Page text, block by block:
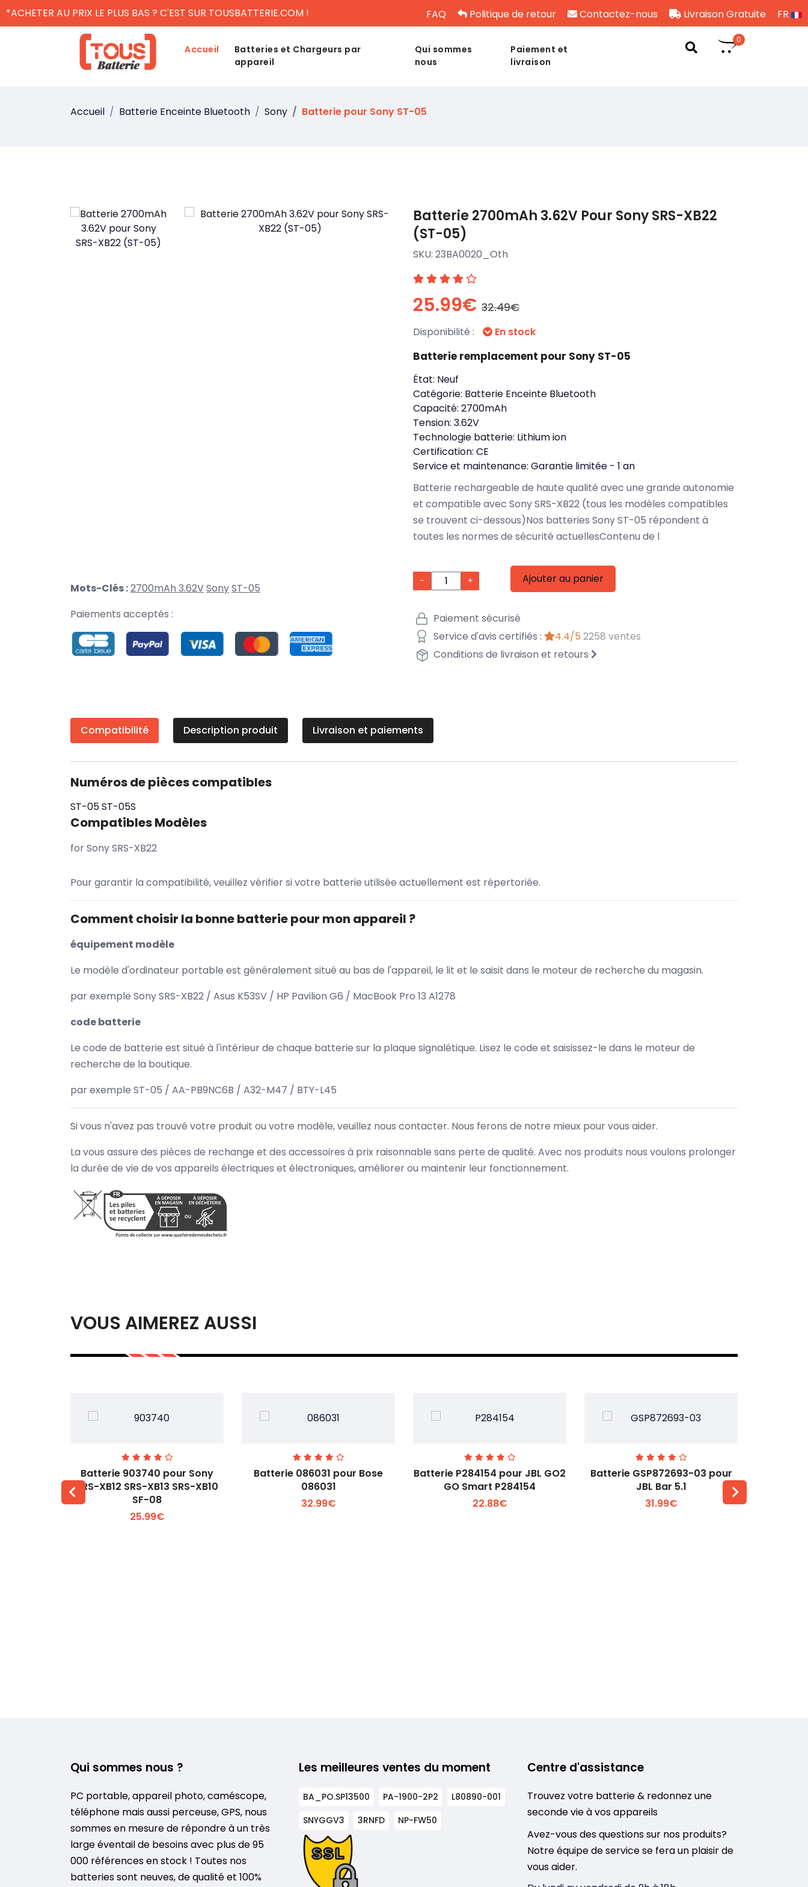
*ACHETER AU PRIX LE PLUS BAS ? C'EST SUR TOUSBATTERIE.COM ! FAQ Politique de retour Contactez-nous Livraison Gratuite FR
Accueil
Batteries et Chargeurs par
appareil
Qui sommes
nous
Paiement et
livraison
0
Accueil Batterie Enceinte Bluetooth Sony Batterie pour Sony ST-05
Mots-Clés :2700mAh 3.62VSonyST-05
Paiements acceptés :
Batterie 2700mAh 3.62V Pour Sony SRS-XB22
(ST-05)
SKU: 23BA0020_Oth
25.99€ 32.49€
Disponibilité : En stock
Batterie remplacement pour Sony ST-05
État: Neuf
Catégorie: Batterie Enceinte Bluetooth
Capacité: 2700mAh
Tension: 3.62V
Technologie batterie: Lithium ion
Certification: CE
Service et maintenance: Garantie limitée - 1 an
Batterie rechargeable de haute qualité avec une grande autonomie
et compatible avec Sony SRS-XB22 (tous les modèles compatibles
se trouvent ci-dessous)Nos batteries Sony ST-05 répondent à
toutes les normes de sécurité actuellesContenu de l
- + Ajouter au panier
Paiement sécurisé
Service d'avis certifiés :
4.4/5 2258 ventes
Conditions de livraison et retours
Compatibilité Description produit Livraison et paiements
Numéros de pièces compatibles
ST-05ST-05S
Compatibles Modèles
for Sony SRS-XB22
Pour garantir la compatibilité, veuillez vérifier si votre batterie utilisée actuellement est répertoriée.
Comment choisir la bonne batterie pour mon appareil ?
équipement modèle
Le modèle d'ordinateur portable est généralement situé au bas de l'appareil, le lit et le saisit dans le moteur de recherche du magasin.
par exemple Sony SRS-XB22 / Asus K53SV / HP Pavilion G6 / MacBook Pro 13 A1278
code batterie
Le code de batterie est situé à l'intérieur de chaque batterie sur la plaque signalétique. Lisez le code et saisissez-le dans le moteur de
recherche de la boutique.
par exemple ST-05 / AA-PB9NC6B / A32-M47 / BTY-L45
Si vous n'avez pas trouvé votre produit ou votre modèle, veuillez nous contacter. Nous ferons de notre mieux pour vous aider.
La vous assure des pièces de rechange et des accessoires à prix raisonnable sans perte de qualité. Avec nos produits nous voulons prolonger
la durée de vie de vos appareils électriques et électroniques, améliorer ou maintenir leur fonctionnement.
VOUS AIMEREZ AUSSI
Voir plus +
Batterie 903740 pour Sony
SRS-XB12 SRS-XB13 SRS-XB10
SF-08
25.99€
Voir plus +
Batterie 086031 pour Bose
086031
32.99€
Voir plus +
Batterie P284154 pour JBL GO2
GO Smart P284154
22.88€
Voir plus +
Batterie GSP872693-03 pour
JBL Bar 5.1
31.99€
Qui sommes nous ?
PC portable, appareil photo, caméscope,
téléphone mais aussi perceuse, GPS, nous
sommes en mesure de répondre à un très
large éventail de besoins avec plus de 95
000 références en stock ! Toutes nos
batteries sont neuves, de qualité et 100%
Les meilleures ventes du moment
BA_PO.SP13500 PA-1900-2P2
L80890-001
SNYGGV3
3RNFD NP-FW50
Centre d'assistance
Trouvez votre batterie & redonnez une
seconde vie à vos appareils
Avez-vous des questions sur nos produits?
Notre équipe de service se fera un plaisir de
vous aider.